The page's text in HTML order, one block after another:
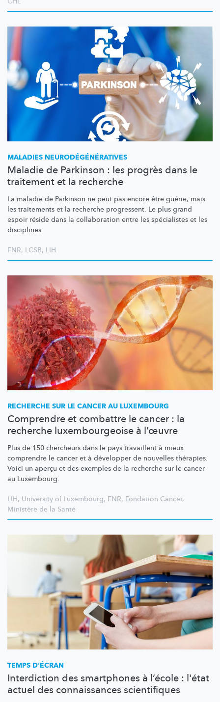
MALADIES NEURODÉGÉNÉRATIVES
Maladie de Parkinson : les progrès dans le
traitement et la recherche
La maladie de Parkinson ne peut pas encore être guérie, mais
les traitements et la recherche progressent. Le plus grand
espoir réside dans la collaboration entre les spécialistes et les
disciplines.
FNR, LCSB, LIH
RECHERCHE SUR LE CANCER AU LUXEMBOURG
Comprendre et combattre le cancer : la
recherche luxembourgeoise à l’œuvre
Plus de 150 chercheurs dans le pays travaillent à mieux
comprendre le cancer et à développer de nouvelles thérapies.
Voici un aperçu et des exemples de la recherche sur le cancer
au Luxembourg.
LIH, University of Luxembourg, FNR, Fondation Cancer,
Ministère de la Santé
TEMPS D'ÉCRAN
Interdiction des smartphones à l’école : l'état
actuel des connaissances scientifiques